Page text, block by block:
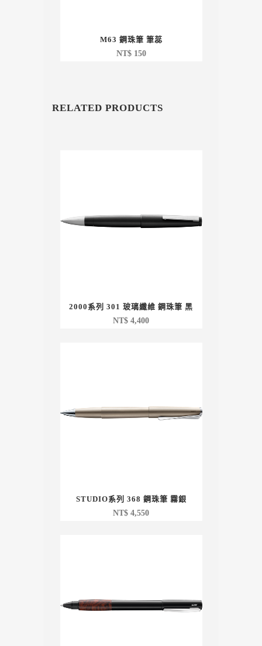
M63 鋼珠筆 筆蕊
NT$150
RELATED PRODUCTS
2000系列 301 玻璃纖維 鋼珠筆 黑
NT$ 4,400
STUDIO系列 368 鋼珠筆 霧銀
NT$ 4,550